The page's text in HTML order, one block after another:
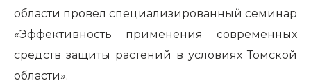
области провел специализированный семинар
«Эффективность применения современных
средств защиты растений в условиях Томской
области».